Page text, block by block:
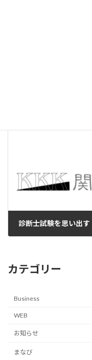
診断士試験を思い出す
2024-12-02
カテゴリー
Business
WEB
お知らせ
まなび